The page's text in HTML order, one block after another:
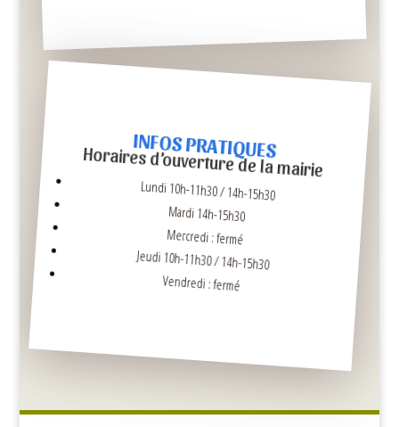
INFOS PRATIQUES
Horaires d’ouverture de la mairie
Lundi 10h-11h30 / 14h-15h30
Mardi 14h-15h30
Mercredi : fermé
Jeudi 10h-11h30 / 14h-15h30
Vendredi : fermé